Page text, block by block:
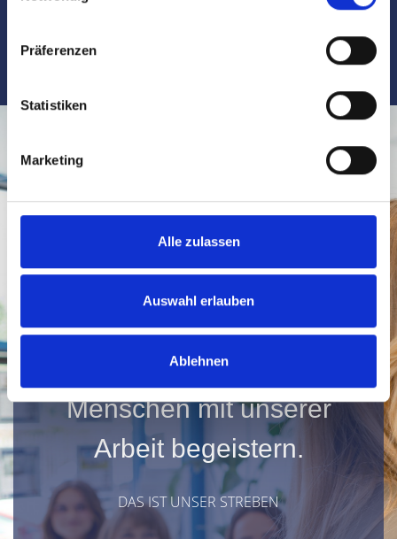
Präferenzen
Statistiken
Marketing
Alle zulassen
Auswahl erlauben
Ablehnen
0911 / 131 605 0
Menschen mit unserer
Arbeit begeistern.
DAS IST UNSER STREBEN